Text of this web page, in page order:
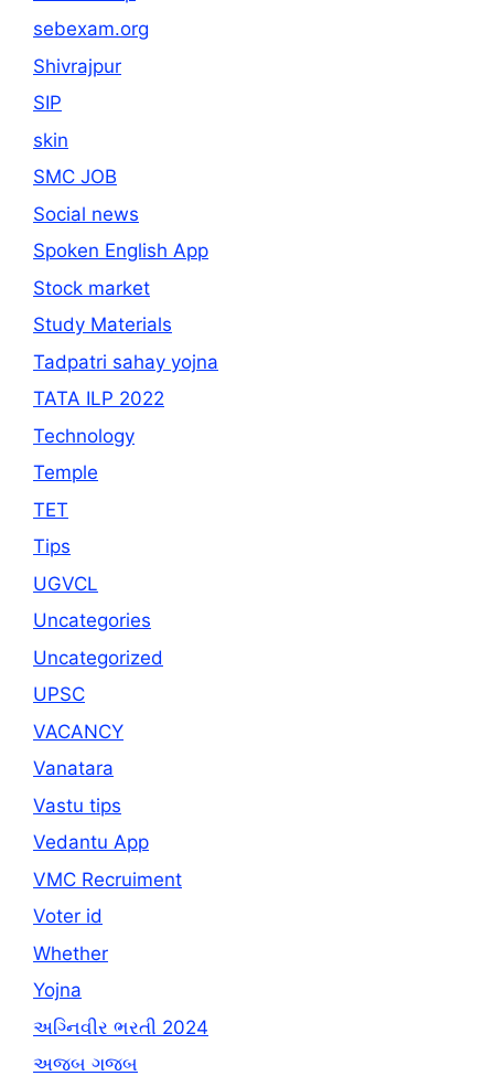
sebexam.org
Shivrajpur
SIP
skin
SMC JOB
Social news
Spoken English App
Stock market
Study Materials
Tadpatri sahay yojna
TATA ILP 2022
Technology
Temple
TET
Tips
UGVCL
Uncategories
Uncategorized
UPSC
VACANCY
Vanatara
Vastu tips
Vedantu App
VMC Recruiment
Voter id
Whether
Yojna
અગ્નિવીર ભરતી 2024
અજબ ગજબ